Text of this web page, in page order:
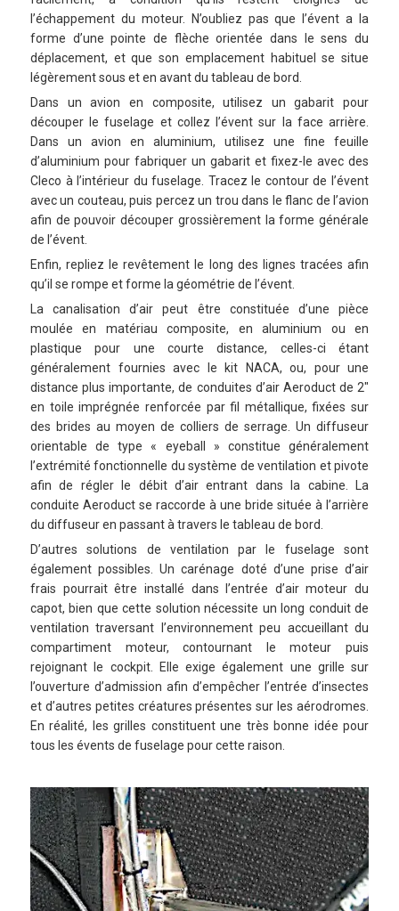
l’échappement du moteur. N’oubliez pas que l’évent a la
forme d’une pointe de flèche orientée dans le sens du
déplacement, et que son emplacement habituel se situe
légèrement sous et en avant du tableau de bord.
Dans un avion en composite, utilisez un gabarit pour
découper le fuselage et collez l’évent sur la face arrière.
Dans un avion en aluminium, utilisez une fine feuille
d’aluminium pour fabriquer un gabarit et fixez-le avec des
Cleco à l’intérieur du fuselage. Tracez le contour de l’évent
avec un couteau, puis percez un trou dans le flanc de l’avion
afin de pouvoir découper grossièrement la forme générale
de l’évent.
Enfin, repliez le revêtement le long des lignes tracées afin
qu’il se rompe et forme la géométrie de l’évent.
La canalisation d’air peut être constituée d’une pièce
moulée en matériau composite, en aluminium ou en
plastique pour une courte distance, celles-ci étant
généralement fournies avec le kit NACA, ou, pour une
distance plus importante, de conduites d’air Aeroduct de 2″
en toile imprégnée renforcée par fil métallique, fixées sur
des brides au moyen de colliers de serrage. Un diffuseur
orientable de type « eyeball » constitue généralement
l’extrémité fonctionnelle du système de ventilation et pivote
afin de régler le débit d’air entrant dans la cabine. La
conduite Aeroduct se raccorde à une bride située à l’arrière
du diffuseur en passant à travers le tableau de bord.
D’autres solutions de ventilation par le fuselage sont
également possibles. Un carénage doté d’une prise d’air
frais pourrait être installé dans l’entrée d’air moteur du
capot, bien que cette solution nécessite un long conduit de
ventilation traversant l’environnement peu accueillant du
compartiment moteur, contournant le moteur puis
rejoignant le cockpit. Elle exige également une grille sur
l’ouverture d’admission afin d’empêcher l’entrée d’insectes
et d’autres petites créatures présentes sur les aérodromes.
En réalité, les grilles constituent une très bonne idée pour
tous les évents de fuselage pour cette raison.